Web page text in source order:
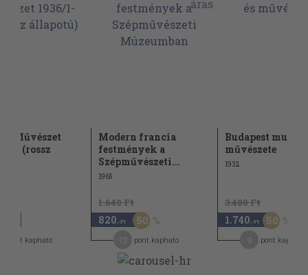
Művészet
12. (rossz
pont kapható
Modern francia
festmények a
Szépművészeti...
1965
1.640 Ft
820 ,-Ft 50
pont kapható
Budapest multja
művészete
1932
3.480 Ft
1.740 ,-Ft 50
pont kapható